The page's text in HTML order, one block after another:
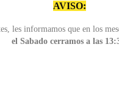
AVISO:
les informamos que en los
el Sabado cerramos a las